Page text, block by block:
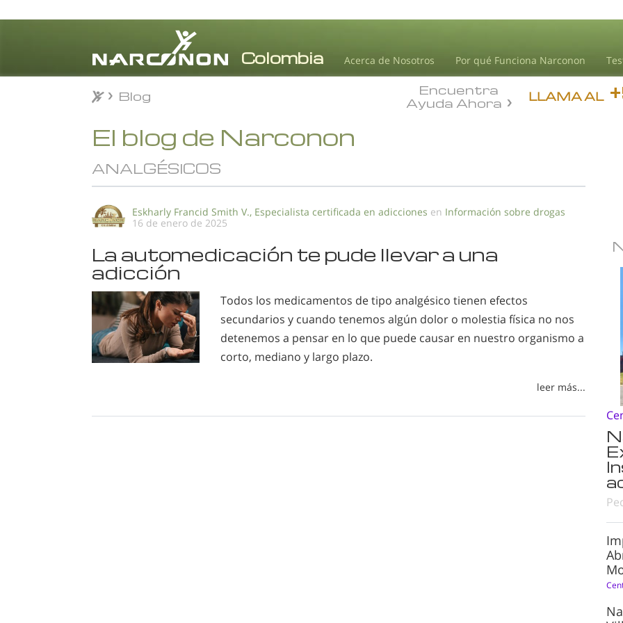
Acerca de Nosotros Por qué Funciona Narconon
LLAMA AL
Encuentra
Ayuda Ahora
Blog
El blog de Narconon
ANALGÉSICOS
Eskharly Francid Smith V., Especialista certificada en adicciones en Información sobre drogas
16 de enero de 2025
La automedicación te pude llevar a una
adicción
Todos los medicamentos de tipo analgésico tienen efectos
secundarios y cuando tenemos algún dolor o molestia física no nos
detenemos a pensar en lo que puede causar en nuestro organismo a
corto, mediano y largo plazo.
leer más...
Blog